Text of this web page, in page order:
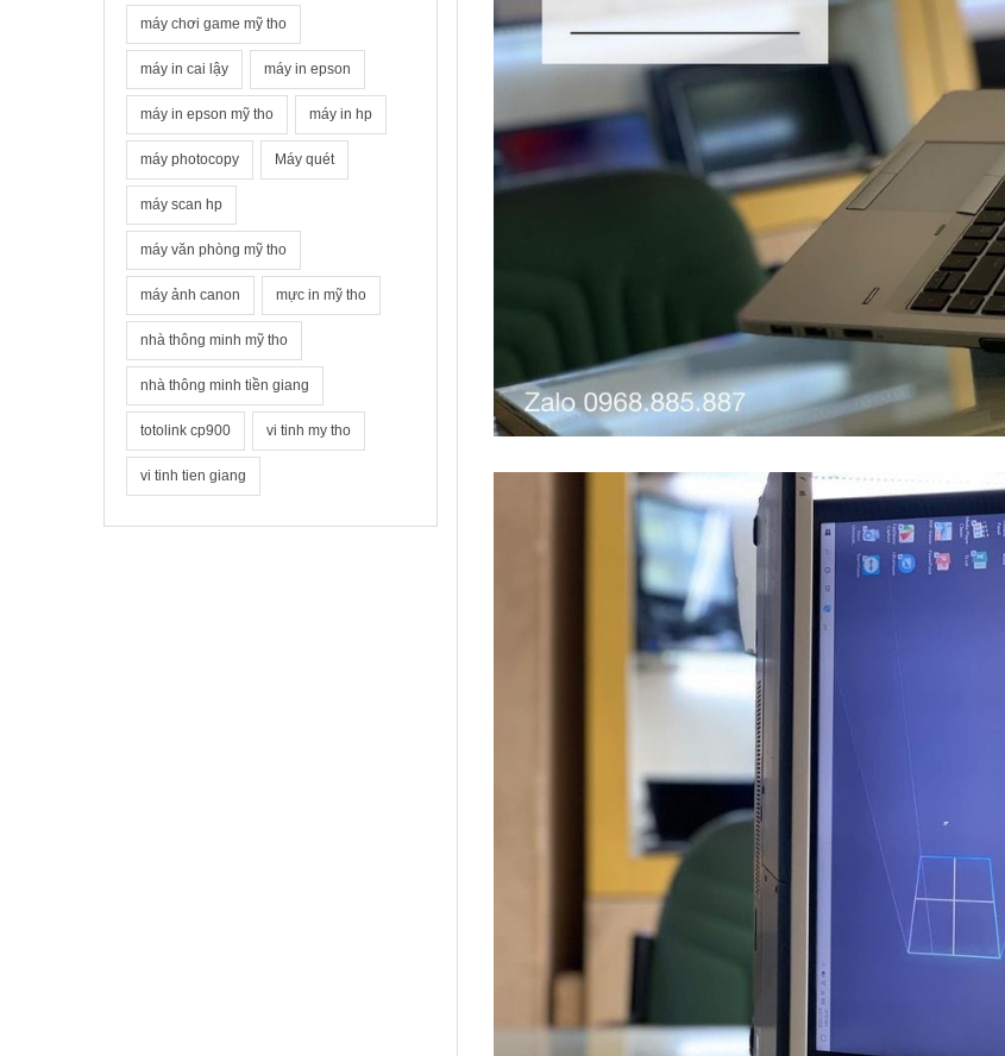
máy chơi game mỹ tho
máy in cai lậy máy in epson
máy in epson mỹ tho máy in hp
máy photocopy Máy quét
máy scan hp
máy văn phòng mỹ tho
máy ảnh canon mực in mỹ tho
nhà thông minh mỹ tho
nhà thông minh tiền giang
totolink cp900 vi tinh my tho
vi tinh tien giang